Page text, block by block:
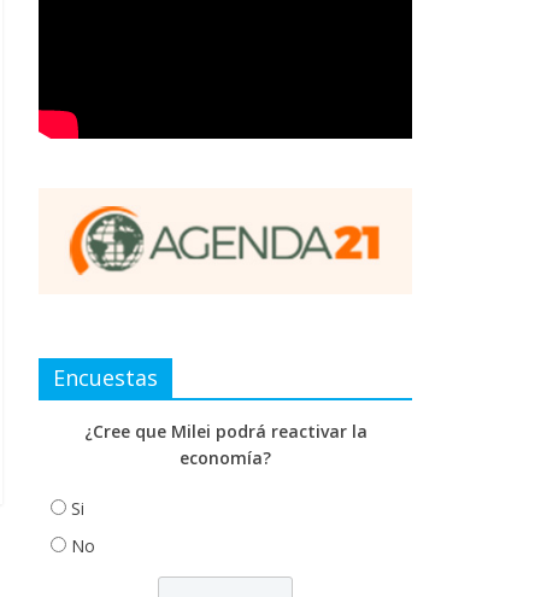
Encuestas
¿Cree que Milei podrá reactivar la
economía?
Si
No